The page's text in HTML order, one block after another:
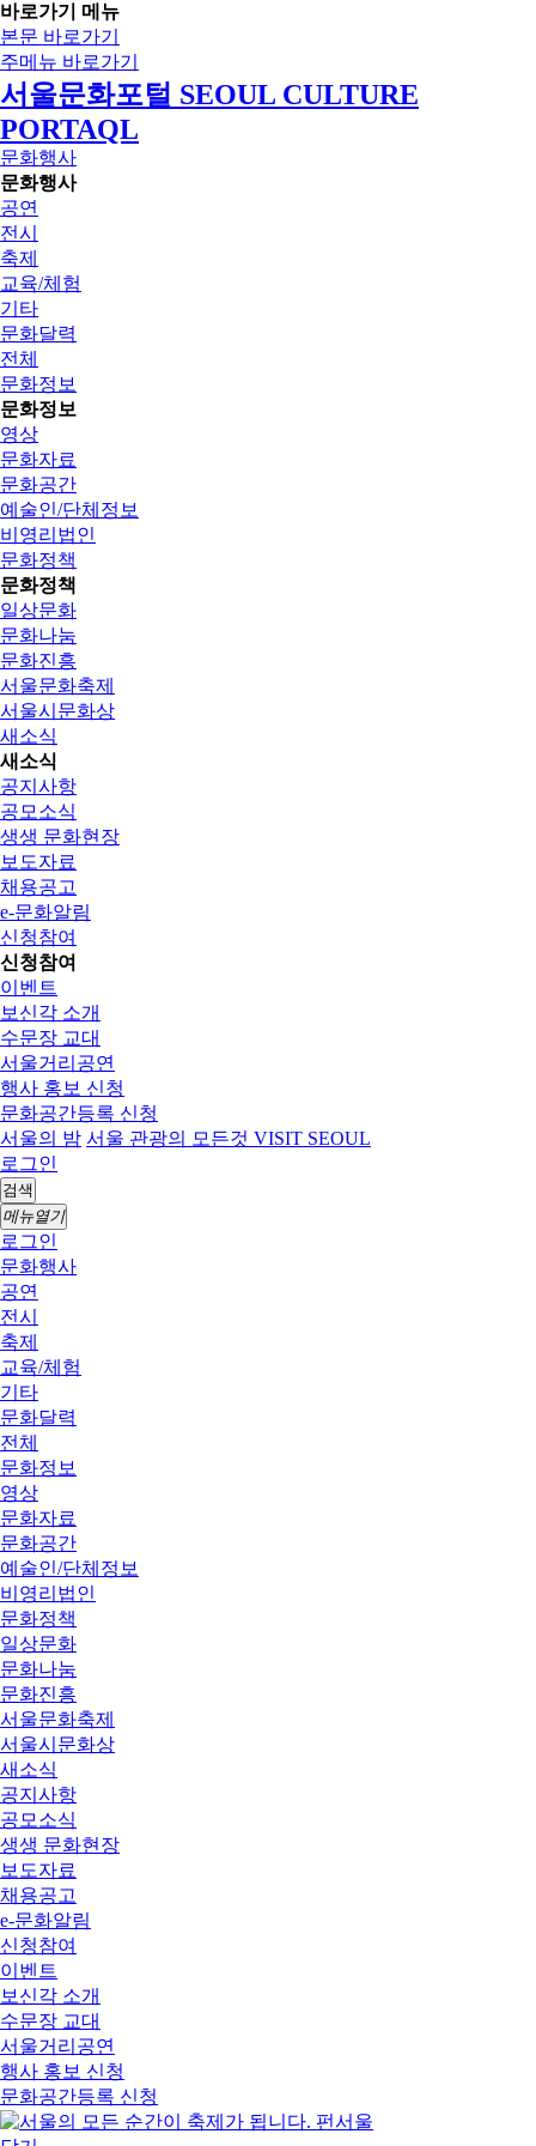
바로가기 메뉴
본문 바로가기
주메뉴 바로가기
서울문화포털 SEOUL CULTURE
PORTAQL
문화행사
문화행사
공연
전시
축제
교육/체험
기타
문화달력
전체
문화정보
문화정보
영상
문화자료
문화공간
예술인/단체정보
비영리법인
문화정책
문화정책
일상문화
문화나눔
문화진흥
서울문화축제
서울시문화상
새소식
새소식
공지사항
공모소식
생생 문화현장
보도자료
채용공고
e-문화알림
신청참여
신청참여
이벤트
보신각 소개
수문장 교대
서울거리공연
행사 홍보 신청
문화공간등록 신청
서울의 밤 서울 관광의 모든것 VISIT SEOUL
로그인
검색
메뉴열기
로그인
문화행사
공연
전시
축제
교육/체험
기타
문화달력
전체
문화정보
영상
문화자료
문화공간
예술인/단체정보
비영리법인
문화정책
일상문화
문화나눔
문화진흥
서울문화축제
서울시문화상
새소식
공지사항
공모소식
생생 문화현장
보도자료
채용공고
e-문화알림
신청참여
이벤트
보신각 소개
수문장 교대
서울거리공연
행사 홍보 신청
문화공간등록 신청